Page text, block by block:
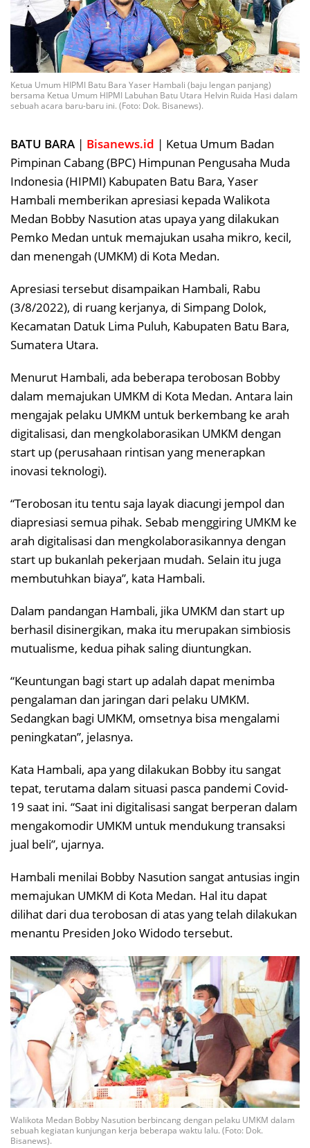
Ketua Umum HIPMI Batu Bara Yaser Hambali (baju lengan panjang)
bersama Ketua Umum HIPMI Labuhan Batu Utara Helvin Ruida Hasi dalam
sebuah acara baru-baru ini. (Foto: Dok. Bisanews).
BATU BARA | Bisanews.id | Ketua Umum Badan
Pimpinan Cabang (BPC) Himpunan Pengusaha Muda
Indonesia (HIPMI) Kabupaten Batu Bara, Yaser
Hambali memberikan apresiasi kepada Walikota
Medan Bobby Nasution atas upaya yang dilakukan
Pemko Medan untuk memajukan usaha mikro, kecil,
dan menengah (UMKM) di Kota Medan.
Apresiasi tersebut disampaikan Hambali, Rabu
(3/8/2022), di ruang kerjanya, di Simpang Dolok,
Kecamatan Datuk Lima Puluh, Kabupaten Batu Bara,
Sumatera Utara.
Menurut Hambali, ada beberapa terobosan Bobby
dalam memajukan UMKM di Kota Medan. Antara lain
mengajak pelaku UMKM untuk berkembang ke arah
digitalisasi, dan mengkolaborasikan UMKM dengan
start up (perusahaan rintisan yang menerapkan
inovasi teknologi).
“Terobosan itu tentu saja layak diacungi jempol dan
diapresiasi semua pihak. Sebab menggiring UMKM ke
arah digitalisasi dan mengkolaborasikannya dengan
start up bukanlah pekerjaan mudah. Selain itu juga
membutuhkan biaya”, kata Hambali.
Dalam pandangan Hambali, jika UMKM dan start up
berhasil disinergikan, maka itu merupakan simbiosis
mutualisme, kedua pihak saling diuntungkan.
“Keuntungan bagi start up adalah dapat menimba
pengalaman dan jaringan dari pelaku UMKM.
Sedangkan bagi UMKM, omsetnya bisa mengalami
peningkatan”, jelasnya.
Kata Hambali, apa yang dilakukan Bobby itu sangat
tepat, terutama dalam situasi pasca pandemi Covid-
19 saat ini. “Saat ini digitalisasi sangat berperan dalam
mengakomodir UMKM untuk mendukung transaksi
jual beli”, ujarnya.
Hambali menilai Bobby Nasution sangat antusias ingin
memajukan UMKM di Kota Medan. Hal itu dapat
dilihat dari dua terobosan di atas yang telah dilakukan
menantu Presiden Joko Widodo tersebut.
Walikota Medan Bobby Nasution berbincang dengan pelaku UMKM dalam
sebuah kegiatan kunjungan kerja beberapa waktu lalu. (Foto: Dok.
Bisanews).